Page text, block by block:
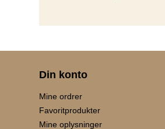
Din konto
Mine ordrer
Favoritprodukter
Mine oplysninger